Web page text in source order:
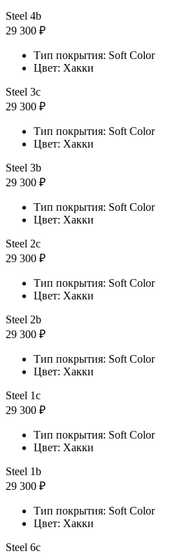
Steel 4b
29 300 ₽
Тип покрытия: Soft Color
Цвет: Хакки
Steel 3с
29 300 ₽
Тип покрытия: Soft Color
Цвет: Хакки
Steel 3b
29 300 ₽
Тип покрытия: Soft Color
Цвет: Хакки
Steel 2с
29 300 ₽
Тип покрытия: Soft Color
Цвет: Хакки
Steel 2b
29 300 ₽
Тип покрытия: Soft Color
Цвет: Хакки
Steel 1с
29 300 ₽
Тип покрытия: Soft Color
Цвет: Хакки
Steel 1b
29 300 ₽
Тип покрытия: Soft Color
Цвет: Хакки
Steel 6с